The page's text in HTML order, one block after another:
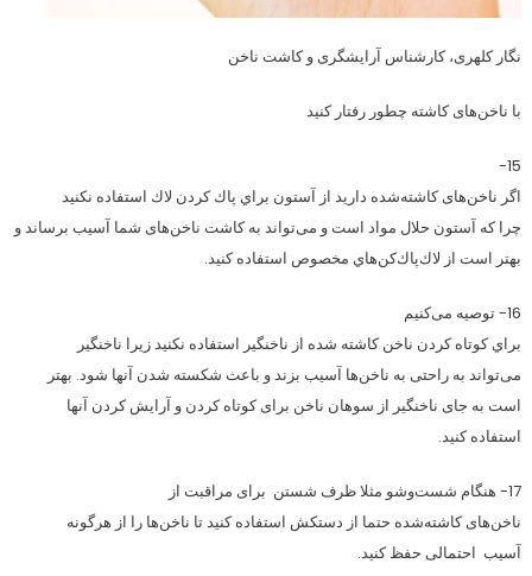
نگار کلهری، کارشناس آرایشگری و کاشت ناخن
با ناخن‌های کاشته چطور رفتار کنید
15-
اگر ناخن‌های کاشته‌شده دارید از آستون براي پاك كردن لاك استفاده نكنيد
چرا که آستون حلال مواد است و می‌تواند به کاشت ناخن‌های شما آسیب برساند و
بهتر است از لاك‌پاك‌كن‌هاي مخصوص استفاده كنيد.
16- توصیه می‌کنیم
براي كوتاه كردن ناخن كاشته شده از ناخنگير استفاده نكنيد زيرا ناخنگیر
می‌تواند به راحتی به ناخن‌ها آسيب بزند و باعث شكسته شدن آنها شود. بهتر
است به جای ناخنگیر از سوهان ناخن برای کوتاه کردن و آرایش كردن آنها
استفاده کنید.
17- هنگام شست‌وشو مثلا ظرف شستن برای مراقبت از
ناخن‌های کاشته‌شده حتما از دستکش استفاده کنید تا ناخن‌ها را از هرگونه
آسیب‌ احتمالی حفظ کنید.